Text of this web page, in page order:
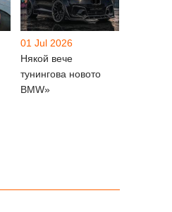
01 Jul 2026
Някой вече
тунингова новото
BMW»